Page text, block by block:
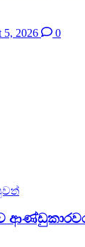
5, 2026 0